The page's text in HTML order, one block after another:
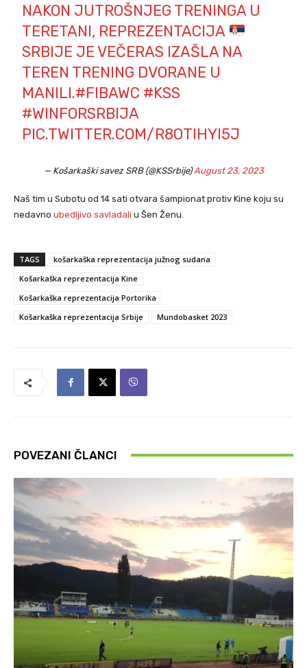
NAKON JUTROŠNJEG TRENINGA U
TERETANI, REPREZENTACIJA
SRBIJE JE VEČERAS IZAŠLA NA
TEREN TRENING DVORANE U
MANILI.#FIBAWC #KSS
#WINFORSRBIJA
PIC.TWITTER.COM/R8OTIHYI5J
— Košarkaški savez SRB (@KSSrbije)August 23, 2023
Naš tim u Subotu od 14 sati otvara šampionat protiv Kine koju su
nedavno ubedljivo savladali u Šen Ženu.
TAGS
košarkaška reprezentacija južnog sudana
Košarkaška reprezentacija Kine
Košarkaška reprezentacija Portorika
Košarkaška reprezentacija Srbije
Mundobasket 2023
POVEZANI ČLANCI